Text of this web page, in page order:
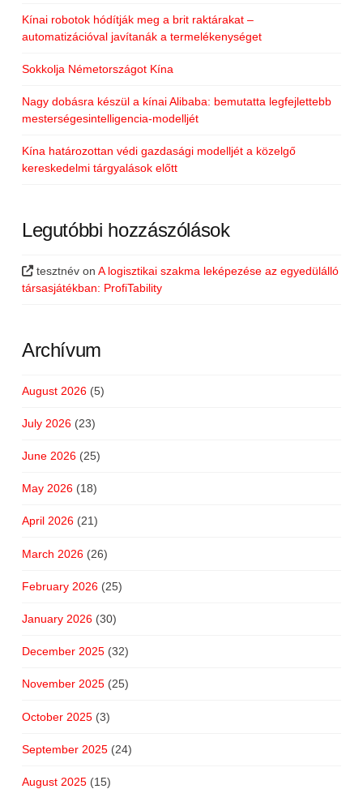
Kínai robotok hódítják meg a brit raktárakat –
automatizációval javítanák a termelékenységet
Sokkolja Németországot Kína
Nagy dobásra készül a kínai Alibaba: bemutatta legfejlettebb
mesterségesintelligencia-modelljét
Kína határozottan védi gazdasági modelljét a közelgő
kereskedelmi tárgyalások előtt
Legutóbbi hozzászólások
tesztnév onA logisztikai szakma leképezése az egyedülálló
társasjátékban: ProfiTability
Archívum
August 2026(5)
July 2026(23)
June 2026(25)
May 2026(18)
April 2026(21)
March 2026(26)
February 2026(25)
January 2026(30)
December 2025(32)
November 2025(25)
October 2025(3)
September 2025(24)
August 2025(15)